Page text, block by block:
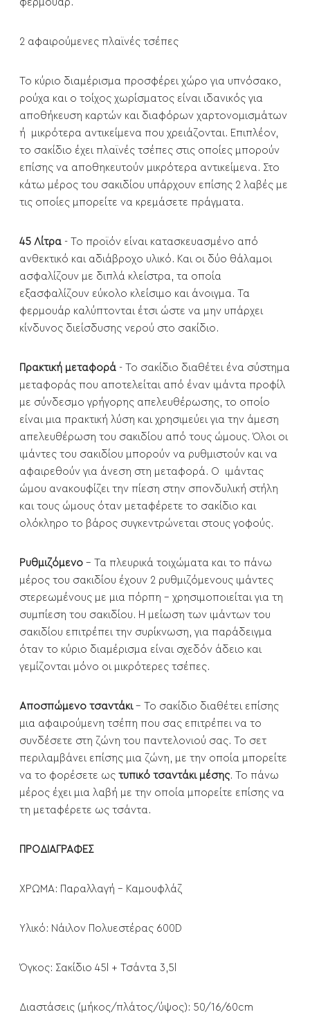
φερμουάρ.
2 αφαιρούμενες πλαϊνές τσέπες
Το κύριο διαμέρισμα προσφέρει χώρο για υπνόσακο,
ρούχα και ο τοίχος χωρίσματος είναι ιδανικός για
αποθήκευση καρτών και διαφόρων χαρτονομισμάτων
ή μικρότερα αντικείμενα που χρειάζονται. Επιπλέον,
το σακίδιο έχει πλαϊνές τσέπες στις οποίες μπορούν
επίσης να αποθηκευτούν μικρότερα αντικείμενα. Στο
κάτω μέρος του σακιδίου υπάρχουν επίσης 2 λαβές με
τις οποίες μπορείτε να κρεμάσετε πράγματα.
45 Λίτρα - Το προϊόν είναι κατασκευασμένο από
ανθεκτικό και αδιάβροχο υλικό. Και οι δύο θάλαμοι
ασφαλίζουν με διπλά κλείστρα, τα οποία
εξασφαλίζουν εύκολο κλείσιμο και άνοιγμα. Τα
φερμουάρ καλύπτονται έτσι ώστε να μην υπάρχει
κίνδυνος διείσδυσης νερού στο σακίδιο.
Πρακτική μεταφορά - Το σακίδιο διαθέτει ένα σύστημα
μεταφοράς που αποτελείται από έναν ιμάντα προφίλ
με σύνδεσμο γρήγορης απελευθέρωσης, το οποίο
είναι μια πρακτική λύση και χρησιμεύει για την άμεση
απελευθέρωση του σακιδίου από τους ώμους. Όλοι οι
ιμάντες του σακιδίου μπορούν να ρυθμιστούν και να
αφαιρεθούν για άνεση στη μεταφορά. Ο ιμάντας
ώμου ανακουφίζει την πίεση στην σπονδυλική στήλη
και τους ώμους όταν μεταφέρετε το σακίδιο και
ολόκληρο το βάρος συγκεντρώνεται στους γοφούς.
Ρυθμιζόμενο - Τα πλευρικά τοιχώματα και το πάνω
μέρος του σακιδίου έχουν 2 ρυθμιζόμενους ιμάντες
στερεωμένους με μια πόρπη - χρησιμοποιείται για τη
συμπίεση του σακιδίου. Η μείωση των ιμάντων του
σακιδίου επιτρέπει την συρίκνωση, για παράδειγμα
όταν το κύριο διαμέρισμα είναι σχεδόν άδειο και
γεμίζονται μόνο οι μικρότερες τσέπες.
Αποσπώμενο τσαντάκι- Το σακίδιο διαθέτει επίσης
μια αφαιρούμενη τσέπη που σας επιτρέπει να το
συνδέσετε στη ζώνη του παντελονιού σας. Το σετ
περιλαμβάνει επίσης μια ζώνη, με την οποία μπορείτε
να το φορέσετε ως τυπικό τσαντάκι μέσης. Το πάνω
μέρος έχει μια λαβή με την οποία μπορείτε επίσης να
τη μεταφέρετε ως τσάντα.
ΠΡΟΔΙΑΓΡΑΦΕΣ
ΧΡΩΜΑ: Παραλλαγή - Καμουφλάζ
Υλικό: Νάιλον Πολυεστέρας 600D
Όγκος: Σακίδιο 45l + Τσάντα 3,5l
Διαστάσεις (μήκος/πλάτος/ύψος): 50/16/60cm